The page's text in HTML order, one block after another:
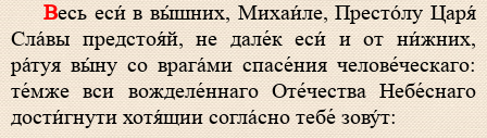
Весь еси́ в вы́ш­них, Михаи́ле, Пре­сто́­лу Ца­ря́
Сла́­вы пред­сто­я́й, не дале́к еси́ и от ни́ж­них,
ра́туя вы́­ну со вра­га́­ми спа­се́­ния че­ло­ве́­чес­ка­го:
те́м­же вси вожделе́ннаго Оте́чества Не­бе́с­на­го
дости́гнути хотя́щии со­гла́с­но те­бе́ зову́т: